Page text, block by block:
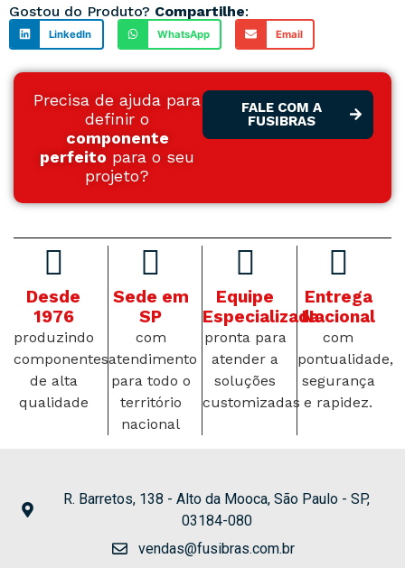
Gostou do Produto? Compartilhe:
LinkedIn WhatsApp Email
Precisa de ajuda para
definir o
componente
perfeito para o seu
projeto?
FALE COM A
FUSIBRAS
Desde
1976
produzindo
componentes
de alta
qualidade
Sede em
SP
com
atendimento
para todo o
território
nacional
Equipe
Especializada
pronta para
atender a
soluções
customizadas
Entrega
Nacional
com
pontualidade,
segurança
e rapidez.
R. Barretos, 138 - Alto da Mooca, São Paulo - SP,
03184-080
vendas@fusibras.com.br